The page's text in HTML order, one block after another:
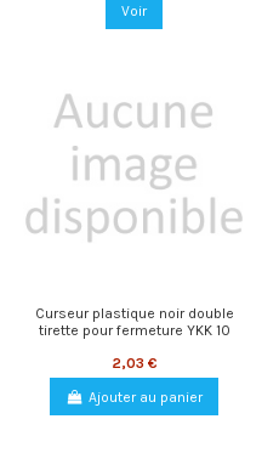
Voir
Curseur plastique noir double
tirette pour fermeture YKK 10
2,03 €
Ajouter au panier